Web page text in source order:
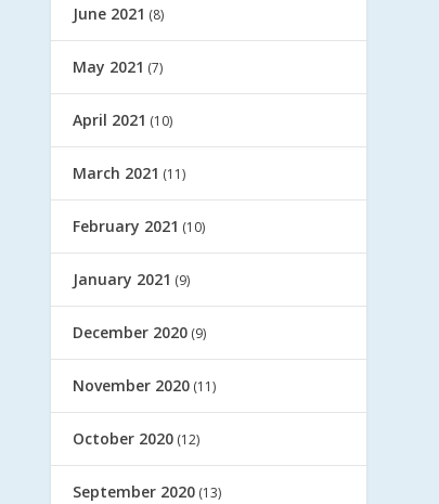
June 2021 (8)
May 2021 (7)
April 2021 (10)
March 2021 (11)
February 2021 (10)
January 2021 (9)
December 2020 (9)
November 2020 (11)
October 2020 (12)
September 2020 (13)